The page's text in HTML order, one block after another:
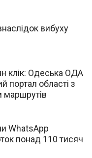
вибуху
клік: Одеська ОДА
портал області з
маршрутів
WhatsApp
понад 110 тисяч